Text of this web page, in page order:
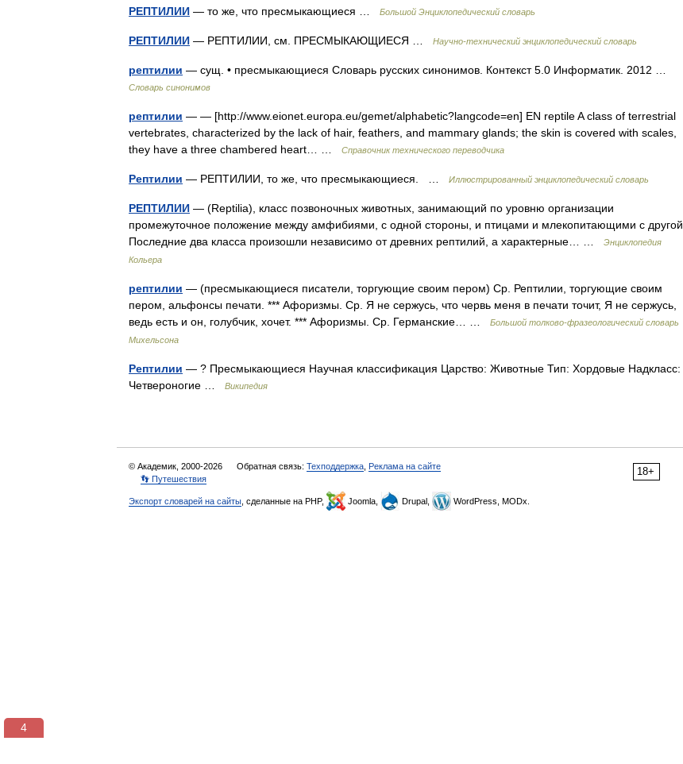
РЕПТИЛИИ — то же, что пресмыкающиеся … Большой Энциклопедический словарь
РЕПТИЛИИ — РЕПТИЛИИ, см. ПРЕСМЫКАЮЩИЕСЯ … Научно-технический энциклопедический словарь
рептилии — сущ. • пресмыкающиеся Словарь русских синонимов. Контекст 5.0 Информатик. 2012 …
Словарь синонимов
рептилии — — [http://www.eionet.europa.eu/gemet/alphabetic?langcode=en] EN reptile A class of terrestrial
vertebrates, characterized by the lack of hair, feathers, and mammary glands; the skin is covered with scales,
they have a three chambered heart… …
Справочник технического переводчика
Рептилии — РЕПТИЛИИ, то же, что пресмыкающиеся. … Иллюстрированный энциклопедический словарь
РЕПТИЛИИ — (Reptilia), класс позвоночных животных, занимающий по уровню организации
промежуточное положение между амфибиями, с одной стороны, и птицами и млекопитающими с другой.
Последние два класса произошли независимо от древних рептилий, а характерные… …
Энциклопедия
Кольера
рептилии — (пресмыкающиеся писатели, торгующие своим пером) Ср. Рептилии, торгующие своим
пером, альфонсы печати. *** Афоризмы. Ср. Я не сержусь, что червь меня в печати точит, Я не сержусь,
ведь есть и он, голубчик, хочет. *** Афоризмы. Ср. Германские… …
Большой толково-фразеологический словарь
Михельсона
Рептилии — ? Пресмыкающиеся Научная классификация Царство: Животные Тип: Хордовые Надкласс:
Четвероногие …
Википедия
18+
© Академик, 2000-2026 Обратная связь: Техподдержка Реклама на сайте
👣 Путешествия
Экспорт словарей на сайты , сделанные на PHP, Joomla, Drupal, WordPress, MODx.
3